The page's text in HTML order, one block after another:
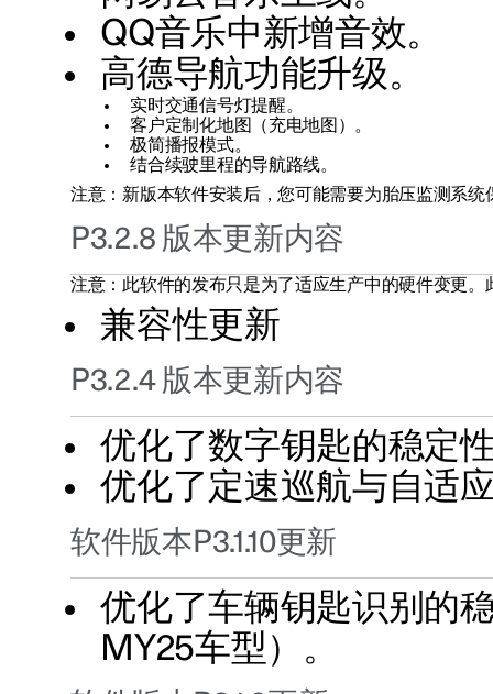
QQ音乐中新增音效。
高德导航功能升级。
实时交通信号灯提醒。
客户定制化地图（充电地图）。
极简播报模式。
结合续驶里程的导航路线。
注意：新版本软件安装后，您可能需要为胎压监测系
P3.2.8 版本更新内容
注意：此软件的发布只是为了适应生产中的硬件变更
兼容性更新
P3.2.4 版本更新内容
优化了数字钥匙的稳定
优化了定速巡航与自适
软件版本P3.1.10更新
优化了车辆钥匙识别的
MY25车型）。